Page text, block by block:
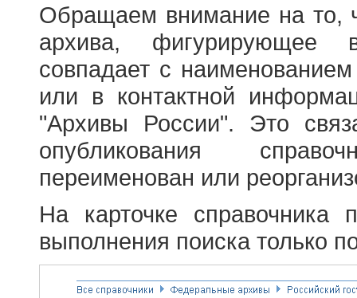
Обращаем внимание на то,
архива, фигурирующее
совпадает с
или в контактной
"Архивы России". Это
опубликования
переименован или
На карточке справочника
выполнения поиска только